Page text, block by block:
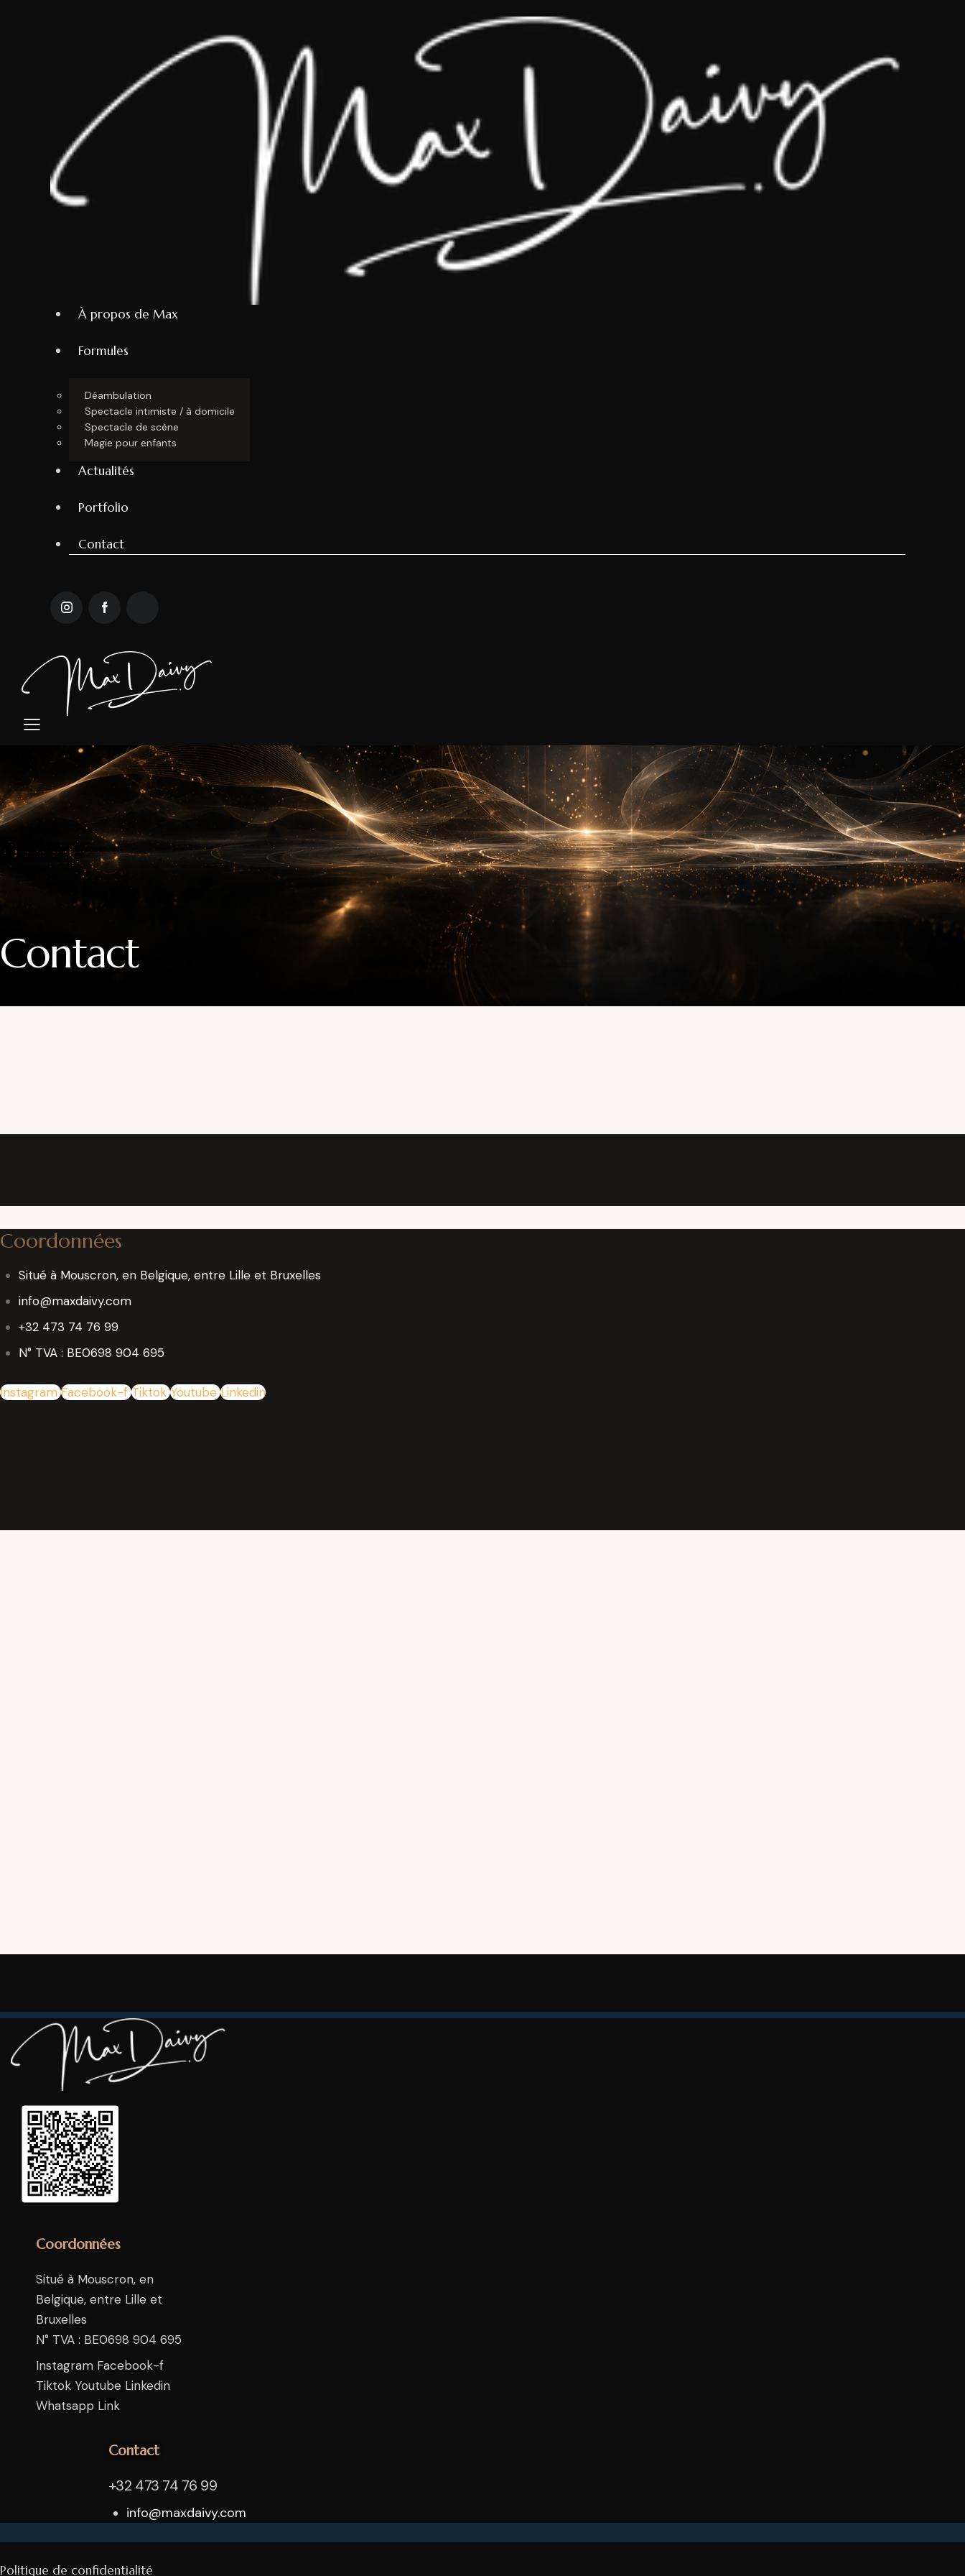
À propos de Max
Formules
Déambulation
Spectacle intimiste / à domicile
Spectacle de scène
Magie pour enfants
Actualités
Portfolio
Contact
Contact
Coordonnées
Situé à Mouscron, en Belgique, entre Lille et Bruxelles
info@maxdaivy.com
+32 473 74 76 99
N° TVA : BE0698 904 695
Instagram Facebook-f Tiktok Youtube Linkedin
Coordonnées
Situé à Mouscron, en
Belgique, entre Lille et
Bruxelles
N° TVA : BE0698 904 695
Instagram Facebook-f
Tiktok Youtube Linkedin
Whatsapp Link
Contact
+32 473 74 76 99
info@maxdaivy.com
Politique de confidentialité